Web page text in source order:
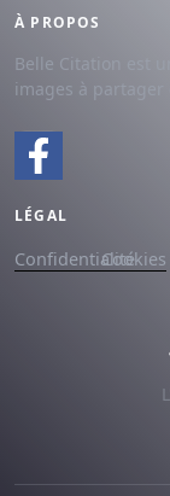
À PROPOS
Belle Citation est
images à partager
LÉGAL
ConfidentialitéCookies